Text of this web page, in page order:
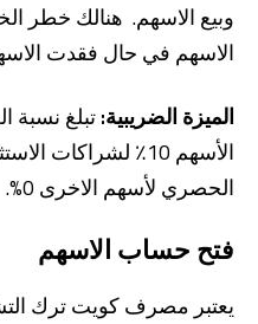
وبيع الاسهم. هنالك خطر
الاسهم في حال فقدت
الميزة الضريبية:تبلغ نسبة
الأسهم 10٪ لشراكات
الحصري لأسهم الاخرى 0%.
فتح حساب الاسهم
يعتبر مصرف كويت ترك